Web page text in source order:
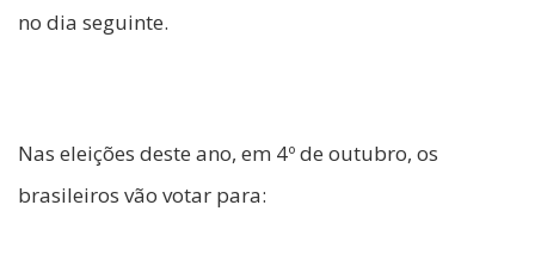
no dia seguinte.
Nas eleições deste ano, em 4º de outubro, os
brasileiros vão votar para: